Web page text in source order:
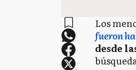
Los
fueron
desde